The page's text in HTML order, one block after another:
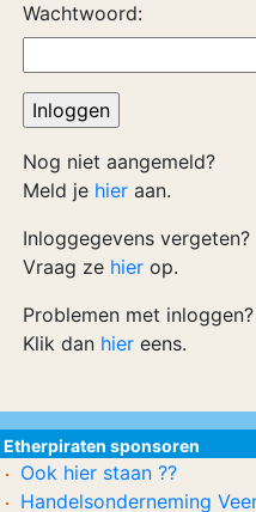
Wachtwoord:
Nog niet aangemeld?
Meld je hier aan.
Inloggegevens vergeten?
Vraag ze hier op.
Problemen met inloggen?
Klik dan hier eens.
Etherpiraten sponsoren
Ook hier staan ??
Handelsonderneming